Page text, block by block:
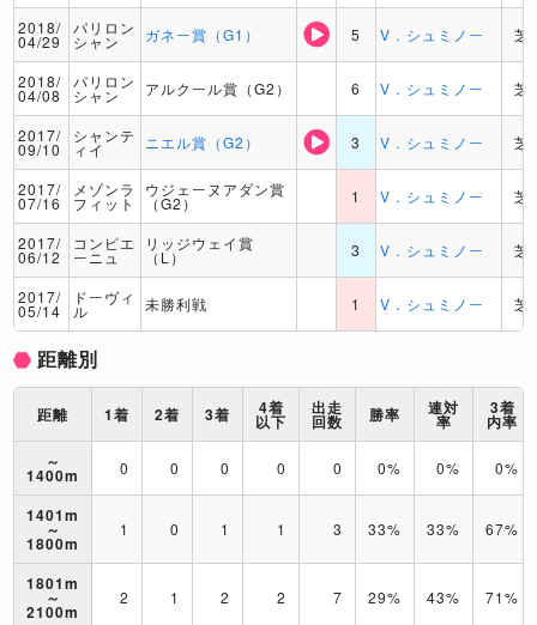
2018/
04/29
パリロン
シャン ガネー賞（G1） 5 V．シュミノー 芝
2018/
04/08
パリロン
シャン アルクール賞（G2） 6 V．シュミノー 芝
2017/
09/10
シャンテ
ィイ ニエル賞（G2） 3 V．シュミノー 芝
2017/
07/16
メゾンラ
フィット
ウジェーヌアダン賞
（G2） 1 V．シュミノー 芝
2017/
06/12
コンピエ
ーニュ
リッジウェイ賞
（L） 3 V．シュミノー 芝
2017/
05/14
ドーヴィ
ル 未勝利戦 1 V．シュミノー 芝
距離別
距離 1着 2着 3着 4着
以下
出走
回数 勝率 連対
率
3着
内率
～
1400m 0 0 0 0 0 0% 0% 0%
1401m
～
1800m
1 0 1 1 3 33% 33% 67%
1801m
～
2100m
2 1 2 2 7 29% 43% 71%